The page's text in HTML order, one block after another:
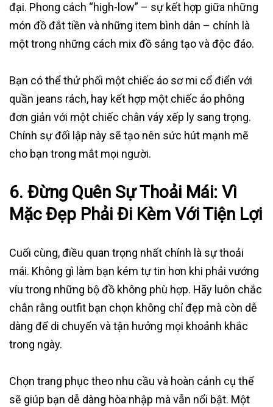
đại. Phong cách “high-low” – sự kết hợp giữa những
món đồ đắt tiền và những item bình dân – chính là
một trong những cách mix đồ sáng tạo và độc đáo.
Bạn có thể thử phối một chiếc áo sơ mi cổ điển với
quần jeans rách, hay kết hợp một chiếc áo phông
đơn giản với một chiếc chân váy xếp ly sang trọng.
Chính sự đối lập này sẽ tạo nên sức hút mạnh mẽ
cho bạn trong mắt mọi người.
6. Đừng Quên Sự Thoải Mái: Vì
Mặc Đẹp Phải Đi Kèm Với Tiện Lợi
Cuối cùng, điều quan trọng nhất chính là sự thoải
mái. Không gì làm bạn kém tự tin hơn khi phải vướng
víu trong những bộ đồ không phù hợp. Hãy luôn chắc
chắn rằng outfit bạn chọn không chỉ đẹp mà còn dễ
dàng để di chuyển và tận hưởng mọi khoảnh khắc
trong ngày.
Chọn trang phục theo nhu cầu và hoàn cảnh cụ thể
sẽ giúp bạn dễ dàng hòa nhập mà vẫn nổi bật. Một